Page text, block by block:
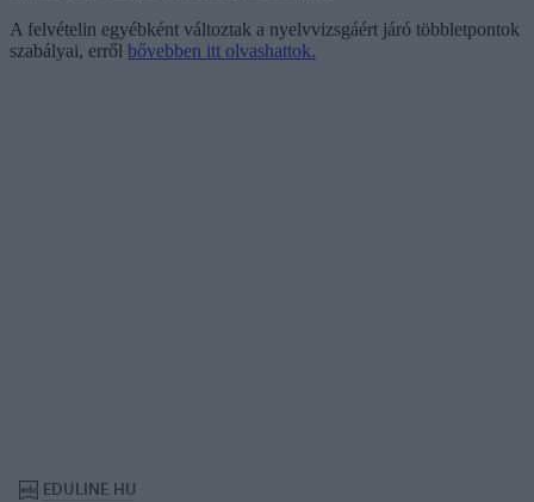
A felvételin egyébként változtak a nyelvvizsgáért járó többletpontok
szabályai, erről bővebben itt olvashattok.